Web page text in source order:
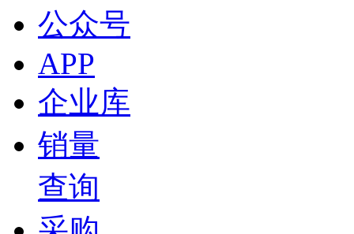
公众号
APP
企业库
销量
查询